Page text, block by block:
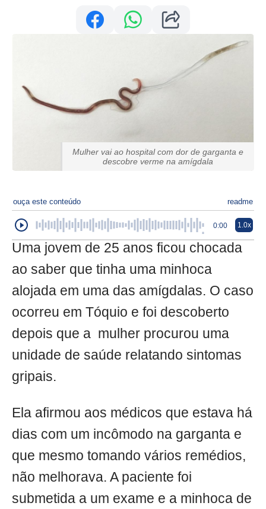
Mulher vai ao hospital com dor de garganta e
descobre verme na amígdala
ouça este conteúdo readme
0:00 1.0x
Uma jovem de 25 anos ficou chocada
ao saber que tinha uma minhoca
alojada em uma das amígdalas. O caso
ocorreu em Tóquio e foi descoberto
depois que a mulher procurou uma
unidade de saúde relatando sintomas
gripais.
Ela afirmou aos médicos que estava há
dias com um incômodo na garganta e
que mesmo tomando vários remédios,
não melhorava. A paciente foi
submetida a um exame e a minhoca de